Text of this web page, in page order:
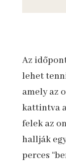
Az
lehet
amely az
kattintva
felek az
hallják
perces